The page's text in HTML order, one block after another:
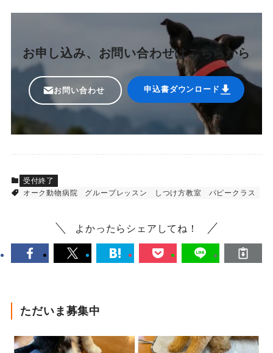
お申し込み、お問い合わせはこちらから
お問い合わせ 申込書ダウンロード
受付終了
オーク動物病院
グループレッスン しつけ方教室 パピークラス
よかったらシェアしてね！
ただいま募集中